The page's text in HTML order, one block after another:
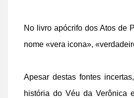
No livro apócrifo dos Atos de
nome «vera icona»,
Apesar destas fontes
história do Véu da Verônica